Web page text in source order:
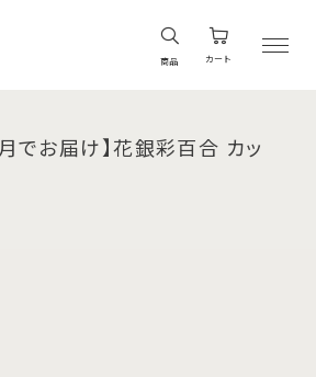
商品 カート
でお届け】花銀彩百合 カッ